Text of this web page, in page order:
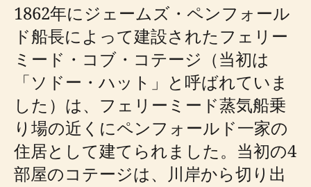
1862年にジェームズ・ペンフォール
ド船長によって建設されたフェリー
ミード・コブ・コテージ（当初は
「ソドー・ハット」と呼ばれていま
した）は、フェリーミード蒸気船乗
り場の近くにペンフォールド一家の
住居として建てられました。当初の4
部屋のコテージは、川岸から切り出